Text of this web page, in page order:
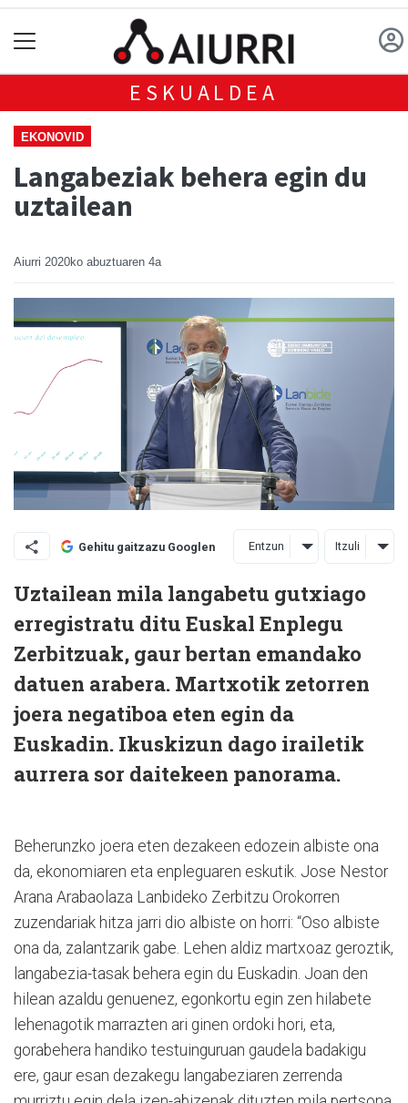
ESKUALDEA
EKONOVID
Langabeziak behera egin du
uztailean
Aiurri 2020ko abuztuaren 4a
Gehitu gaitzazu Googlen Entzun Itzuli
Uztailean mila langabetu gutxiago
erregistratu ditu Euskal Enplegu
Zerbitzuak, gaur bertan emandako
datuen arabera. Martxotik zetorren
joera negatiboa eten egin da
Euskadin. Ikuskizun dago irailetik
aurrera sor daitekeen panorama.
Beherunzko joera eten dezakeen edozein albiste ona
da, ekonomiaren eta enpleguaren eskutik. Jose Nestor
Arana Arabaolaza Lanbideko Zerbitzu Orokorren
zuzendariak hitza jarri dio albiste on horri: “Oso albiste
ona da, zalantzarik gabe. Lehen aldiz martxoaz geroztik,
langabezia-tasak behera egin du Euskadin. Joan den
hilean azaldu genuenez, egonkortu egin zen hilabete
lehenagotik marrazten ari ginen ordoki hori, eta,
gorabehera handiko testuinguruan gaudela badakigu
ere, gaur esan dezakegu langabeziaren zerrenda